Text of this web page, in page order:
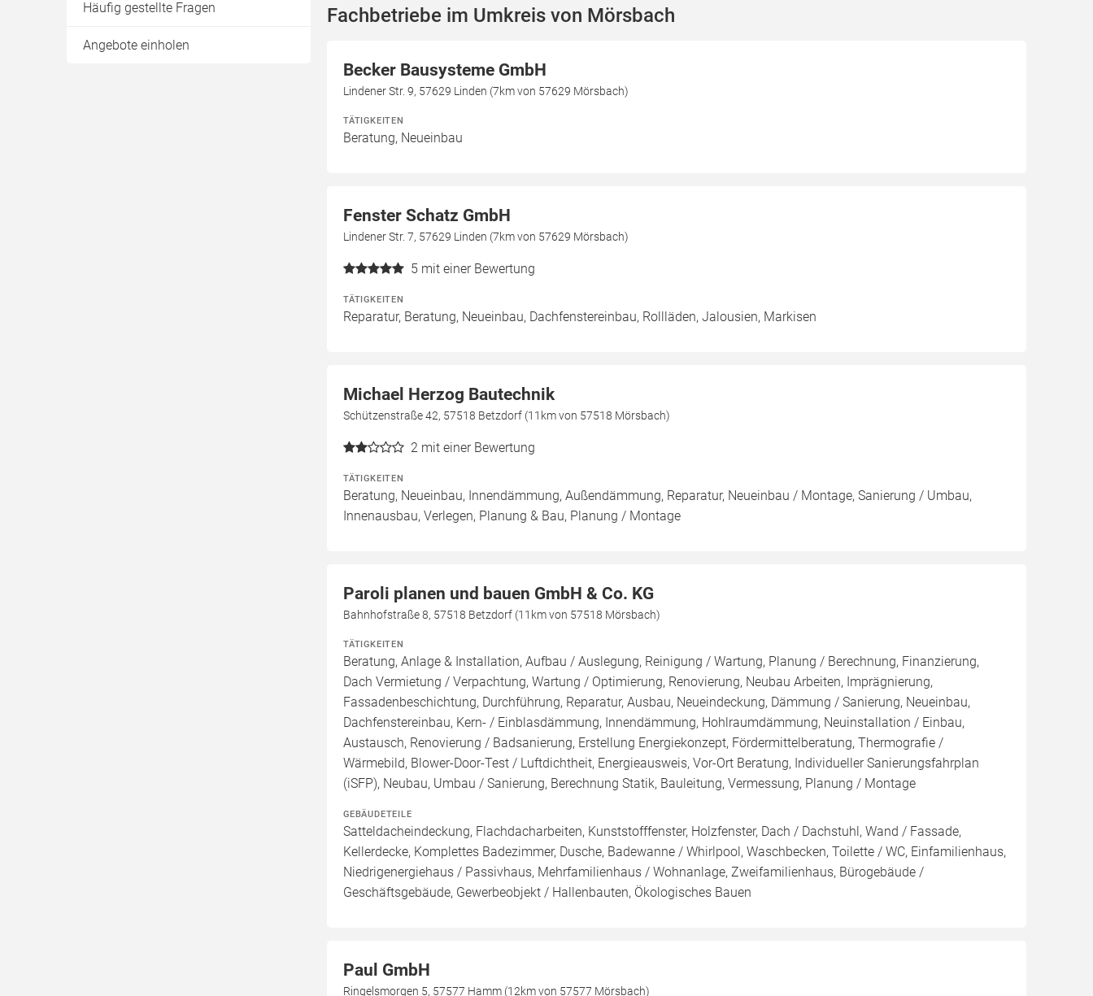
Häufig gestellte Fragen
Angebote einholen
Fachbetriebe im Umkreis von Mörsbach
Becker Bausysteme GmbH
Lindener Str. 9, 57629 Linden (7km von 57629 Mörsbach)
TÄTIGKEITEN
Beratung, Neueinbau
Fenster Schatz GmbH
Lindener Str. 7, 57629 Linden (7km von 57629 Mörsbach)
5 mit einer Bewertung
TÄTIGKEITEN
Reparatur, Beratung, Neueinbau, Dachfenstereinbau, Rollläden, Jalousien, Markisen
Michael Herzog Bautechnik
Schützenstraße 42, 57518 Betzdorf (11km von 57518 Mörsbach)
2 mit einer Bewertung
TÄTIGKEITEN
Beratung, Neueinbau, Innendämmung, Außendämmung, Reparatur, Neueinbau / Montage, Sanierung / Umbau,
Innenausbau, Verlegen, Planung & Bau, Planung / Montage
Paroli planen und bauen GmbH & Co. KG
Bahnhofstraße 8, 57518 Betzdorf (11km von 57518 Mörsbach)
TÄTIGKEITEN
Beratung, Anlage & Installation, Aufbau / Auslegung, Reinigung / Wartung, Planung / Berechnung, Finanzierung,
Dach Vermietung / Verpachtung, Wartung / Optimierung, Renovierung, Neubau Arbeiten, Imprägnierung,
Fassadenbeschichtung, Durchführung, Reparatur, Ausbau, Neueindeckung, Dämmung / Sanierung, Neueinbau,
Dachfenstereinbau, Kern- / Einblasdämmung, Innendämmung, Hohlraumdämmung, Neuinstallation / Einbau,
Austausch, Renovierung / Badsanierung, Erstellung Energiekonzept, Fördermittelberatung, Thermografie /
Wärmebild, Blower-Door-Test / Luftdichtheit, Energieausweis, Vor-Ort Beratung, Individueller Sanierungsfahrplan
(iSFP), Neubau, Umbau / Sanierung, Berechnung Statik, Bauleitung, Vermessung, Planung / Montage
GEBÄUDETEILE
Satteldacheindeckung, Flachdacharbeiten, Kunststofffenster, Holzfenster, Dach / Dachstuhl, Wand / Fassade,
Kellerdecke, Komplettes Badezimmer, Dusche, Badewanne / Whirlpool, Waschbecken, Toilette / WC, Einfamilienhaus,
Niedrigenergiehaus / Passivhaus, Mehrfamilienhaus / Wohnanlage, Zweifamilienhaus, Bürogebäude /
Geschäftsgebäude, Gewerbeobjekt / Hallenbauten, Ökologisches Bauen
Paul GmbH
Ringelsmorgen 5, 57577 Hamm (12km von 57577 Mörsbach)